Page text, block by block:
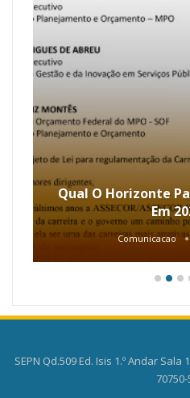
Qual O Horizonte
Em
Comunicacao
SEPN Qd.509 Ed. Isis 1.º Andar Sala